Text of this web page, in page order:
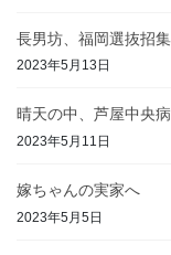
長男坊、福岡選抜招
2023年5月13日
晴天の中、芦屋中央
2023年5月11日
嫁ちゃんの実家へ
2023年5月5日